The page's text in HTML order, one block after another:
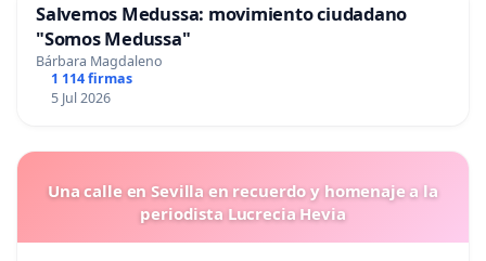
Salvemos Medussa: movimiento ciudadano
"Somos Medussa"
Bárbara Magdaleno
1 114 firmas
5 Jul 2026
Una calle en Sevilla en recuerdo y homenaje a la
periodista Lucrecia Hevia